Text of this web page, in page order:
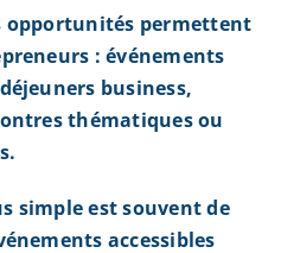
opportunités permettent
: événements
business,
thématiques ou
simple est souvent de
accessibles